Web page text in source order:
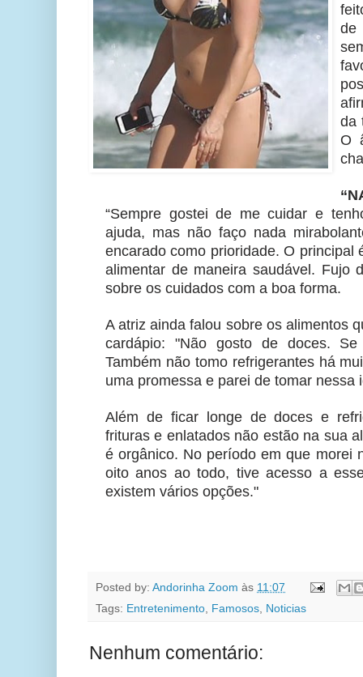
de
da
O
“Sempre gostei de me cuidar e
ajuda, mas não faço nada
encarado como prioridade. O principal
alimentar de maneira saudável. Fujo
sobre os cuidados com a boa forma.
A atriz ainda falou sobre os alimentos
cardápio: "Não gosto de doces.
Também não tomo refrigerantes há
uma promessa e parei de tomar nessa
Além de ficar longe de doces e
frituras e enlatados não estão na sua
é orgânico. No período em que morei
oito anos ao todo, tive acesso a
existem vários opções."
Posted by: Andorinha Zoom às 11:07
Tags: Entretenimento, Famosos, Noticias
Nenhum comentário: